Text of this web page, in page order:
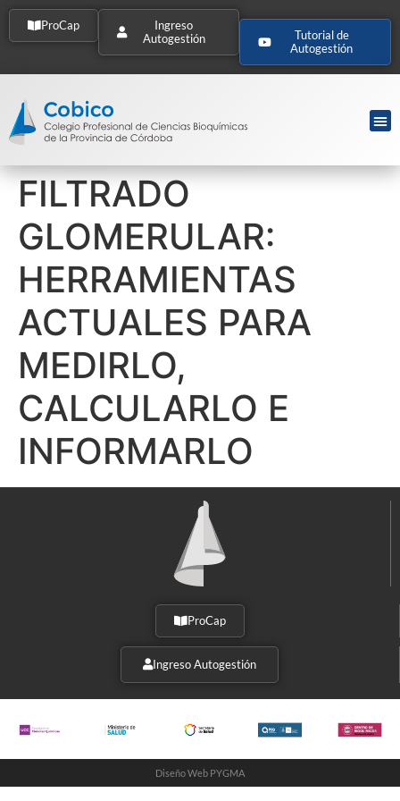
ProCap
Ingreso
Autogestión
Tutorial de
Autogestión
FILTRADO
GLOMERULAR:
HERRAMIENTAS
ACTUALES PARA
MEDIRLO,
CALCULARLO E
INFORMARLO
ProCap
Ingreso Autogestión
Diseño Web PYGMA